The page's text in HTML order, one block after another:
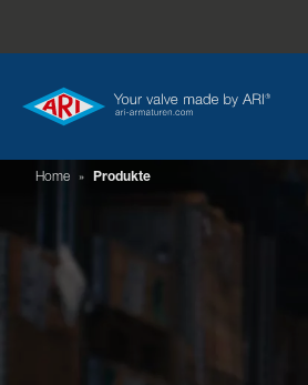
Home » Produkte